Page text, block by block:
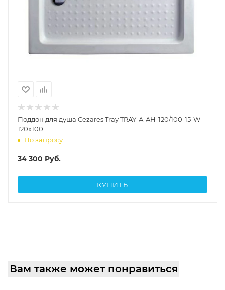
Поддон для душа Cezares Tray TRAY-A-AH-120/100-15-W
120х100
По запросу
34 300 Руб.
КУПИТЬ
Вам также может понравиться